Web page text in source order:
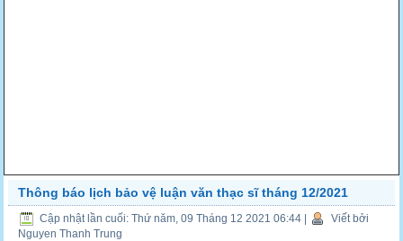
Thông báo lịch bảo vệ luận văn thạc sĩ tháng 12/2021
Cập nhật lần cuối: Thứ năm, 09 Tháng 12 2021 06:44
Viết bởi
Nguyen Thanh Trung